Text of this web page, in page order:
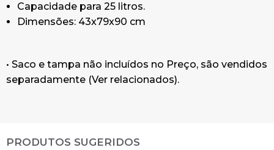
Capacidade para 25 litros.
Dimensões: 43x79x90 cm
• Saco e tampa não incluídos no Preço, são vendidos
separadamente (Ver relacionados).
PRODUTOS SUGERIDOS